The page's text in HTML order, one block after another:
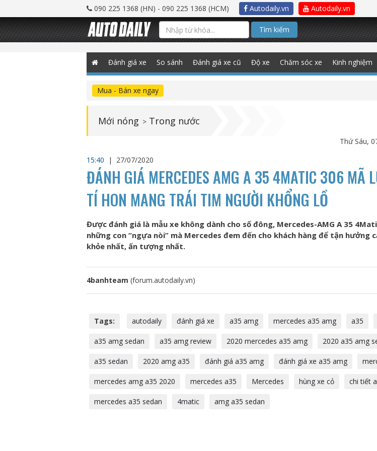
090 225 1368 (HN) - 090 225 1368 (HCM) Autodaily.vn Autodaily.vn
Tìm kiếm
Đánh giá xe So sánh Đánh giá xe cũ Độ xe Chăm sóc xe Kinh nghiệm
Mua - Bán xe ngay
Mới nóng > Trong nước
Thứ Sáu,
15:40
| 27/07/2020
ĐÁNH GIÁ MERCEDES AMG A 35 4MATIC 306 MÃ
TÍ HON MANG TRÁI TIM NGƯỜI KHỔNG LỒ
Được đánh giá là mẫu xe không dành cho số đông, Mercedes-AMG A 35
những con “ngựa nòi” mà Mercedes đem đến cho khách hàng để tận hưởng
khỏe nhất, ấn tượng nhất.
4banhteam (forum.autodaily.vn)
Tags: autodaily đánh giá xe a35 amg mercedes a35 amg a35
a35 amg sedan a35 amg review 2020 mercedes a35 amg 2020 a35 amg
a35 sedan 2020 amg a35 đánh giá a35 amg đánh giá xe a35 amg
mercedes amg a35 2020 mercedes a35 Mercedes hùng xe cỏ chi tiết
mercedes a35 sedan 4matic amg a35 sedan